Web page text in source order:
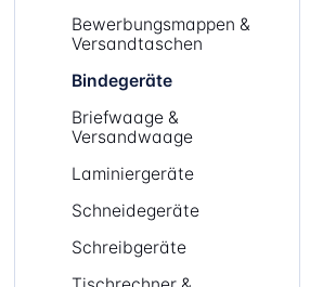
Bewerbungsmappen &
Versandtaschen
Bindegeräte
Briefwaage &
Versandwaage
Laminiergeräte
Schneidegeräte
Schreibgeräte